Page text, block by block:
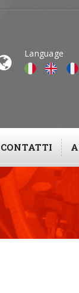
Language
CONTATTI